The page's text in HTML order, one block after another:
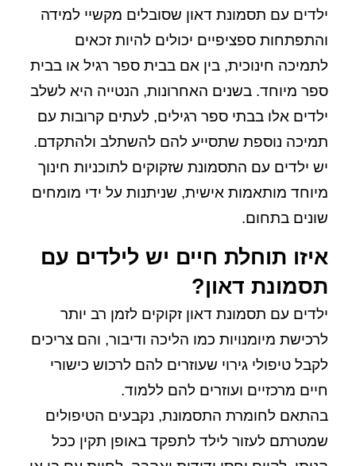
ילדים עם תסמונת דאון שסובלים מקשיי למידה
והתפתחות ספציפיים יכולים להיות זכאים
לתמיכה חינוכית, בין אם בבית ספר רגיל או בבית
ספר מיוחד. בשנים האחרונות, הנטייה היא לשלב
ילדים אלו בבתי ספר רגילים, לעתים קרובות עם
תמיכה נוספת שתסייע להם להשתלב ולהתקדם.
יש ילדים עם התסמונת שזקוקים לתוכניות חינוך
מיוחד מותאמות אישית, שניתנות על ידי מומחים
שונים בתחום.
איזו תוחלת חיים יש לילדים עם
תסמונת דאון?
ילדים עם תסמונת דאון זקוקים לזמן רב יותר
לרכישת מיומנויות כמו הליכה ודיבור, והם צריכים
לקבל טיפולי גירוי שעוזרים להם לרכוש כישורי
חיים מרכזיים ועוזרים להם ללמוד.
בהתאם לחומרת התסמונת, נקבעים הטיפולים
שמטרתם לעזור לילד לתפקד באופן תקין ככל